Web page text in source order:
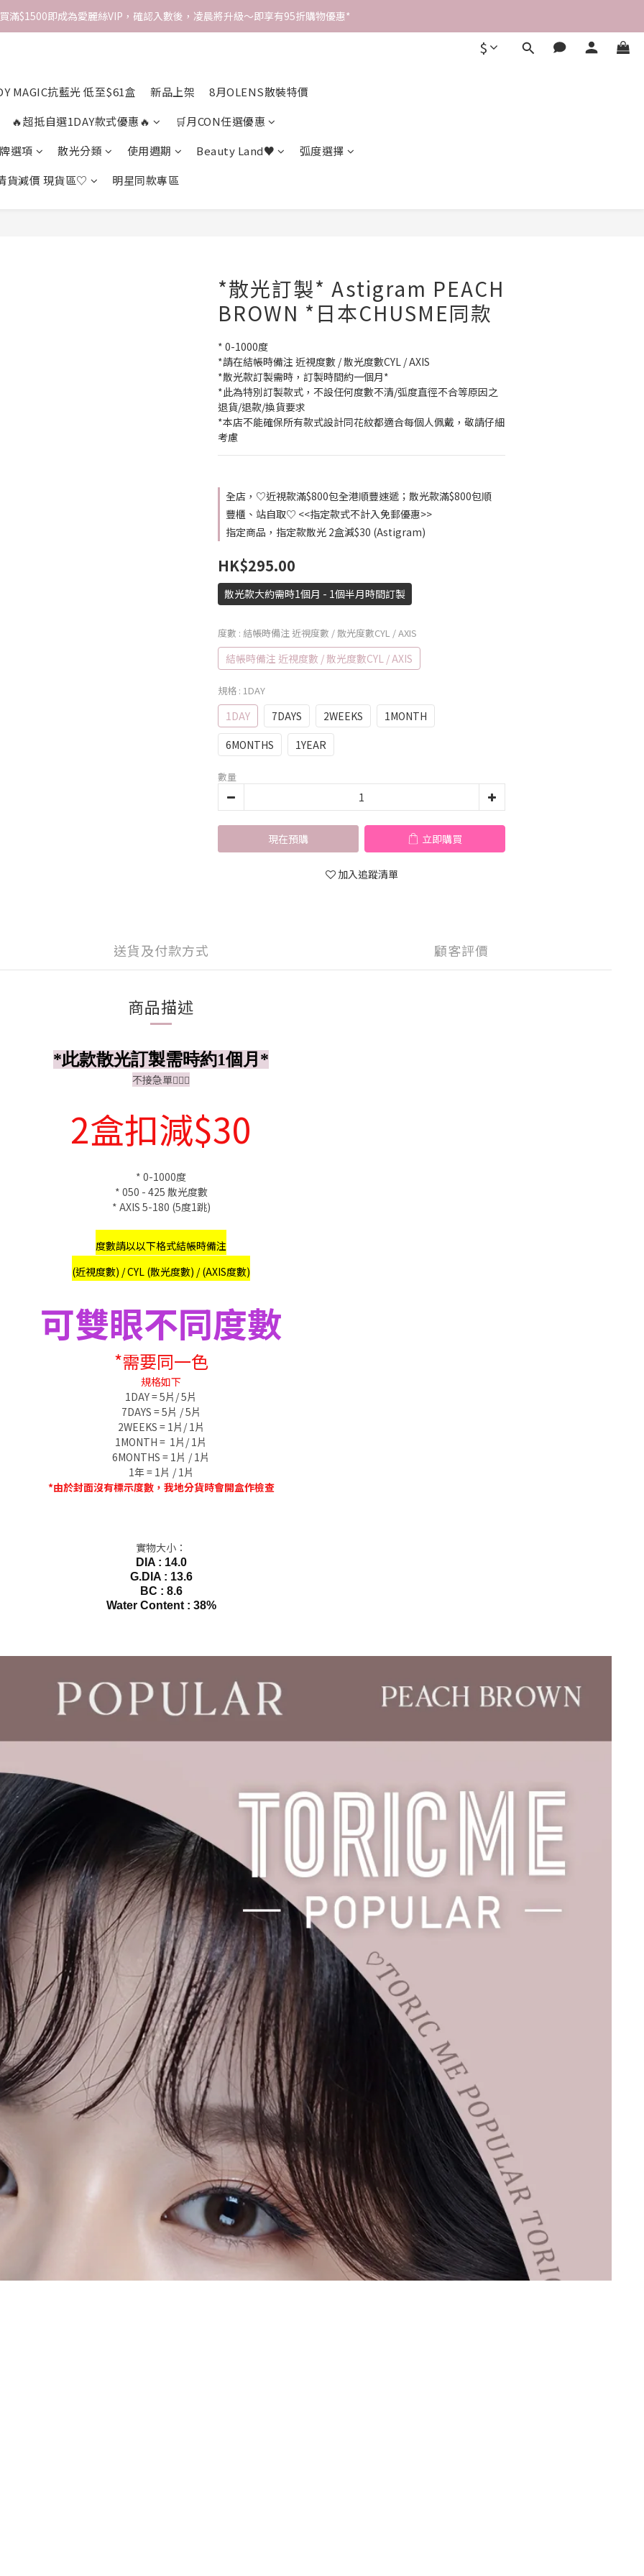
滿$1500即成為愛麗絲VIP，確認入數後，凌晨將升級～即享有95折購物優惠*
$
MAGIC抗藍光 低至$61盒 新品上架
8月OLENS散裝特價
🔥超抵自選1DAY款式優惠🔥
🛒月CON任選優惠
選項
散光分類 使用週期 Beauty Land♥
弧度選擇
貨減價 現貨區♡
明星同款專區
*散光訂製* Astigram PEACH
BROWN *日本CHUSME同款
* 0-1000度
*請在結帳時備注 近視度數 / 散光度數CYL / AXIS
*散光款訂製需時，訂製時間約一個月*
*此為特別訂製款式，不設任何度數不清/弧度直徑不合等原因之
退貨/退款/換貨要求
*本店不能確保所有款式設計同花紋都適合每個人佩戴，敬請仔細
考慮
全店，♡近視款滿$800包全港順豐速遞；散光款滿$800包順
豐櫃、站自取♡ <<指定款式不計入免郵優惠>>
指定商品，指定款散光 2盒減$30 (Astigram)
HK$295.00
散光款大約需時1個月 - 1個半月時間訂製
度數 : 結帳時備注 近視度數 / 散光度數CYL / AXIS
結帳時備注 近視度數 / 散光度數CYL / AXIS
規格 : 1DAY
1DAY 7DAYS 2WEEKS
1MONTH
6MONTHS
1YEAR
數量
現在預購 立即購買
加入追蹤清單
送貨及付款方式 顧客評價
商品描述
*此款散光訂製需時約1個月*
不接急單🙇🏻‍♀️
2盒扣減$30
* 0-1000度
* 050 - 425 散光度數
* AXIS 5-180 (5度1跳)
度數請以以下格式結帳時備注
(近視度數) / CYL (散光度數) / (AXIS度數)
可雙眼不同度數
*需要同一色
規格如下
1DAY = 5片/ 5片
7DAYS = 5片 / 5片
2WEEKS = 1片/ 1片
1MONTH = 1片/ 1片
6MONTHS = 1片 / 1片
1年 = 1片 / 1片
*由於封面沒有標示度數，我地分貨時會開盒作檢查
實物大小：
DIA : 14.0
G.DIA : 13.6
BC : 8.6
Water Content : 38%